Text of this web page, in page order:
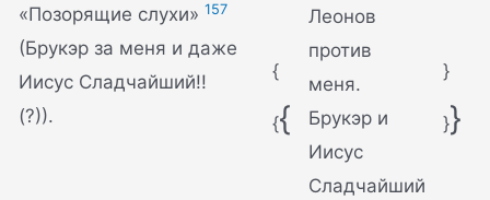
«Позорящие слухи» 157
(Брукэр за меня и даже
Иисус Сладчайший!!
(?)).
{
{{
Леонов
против
меня.
Брукэр и
Иисус
Сладчайший
}
}}